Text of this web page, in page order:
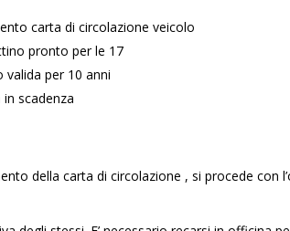
carta di circolazione veicolo
pronto per le 17
valida per 10 anni
scadenza
della carta di circolazione , si procede con